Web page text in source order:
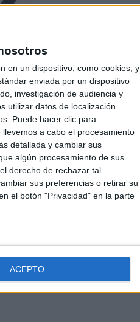
en un dispositivo, como cookies, y
enviada por un dispositivo
investigación de audiencia y
utilizar datos de localización
Puede hacer clic para
a cabo el procesamiento
detallada y cambiar sus
algún procesamiento de sus
derecho de rechazar tal
sus preferencias o retirar su
el botón "Privacidad" en la parte
ACEPTO
tener